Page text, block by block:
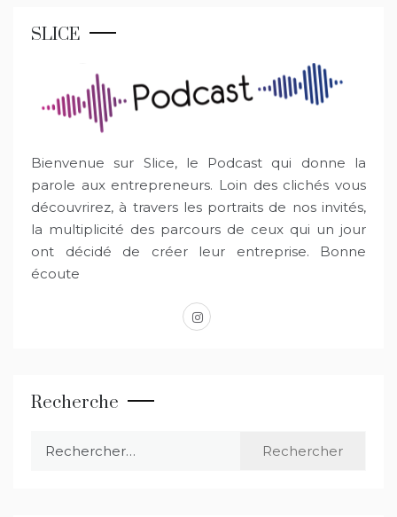
SLICE
Bienvenue sur Slice, le Podcast qui donne la
parole aux entrepreneurs. Loin des clichés vous
découvrirez, à travers les portraits de nos invités,
la multiplicité des parcours de ceux qui un jour
ont décidé de créer leur entreprise. Bonne
écoute
instagram
Recherche